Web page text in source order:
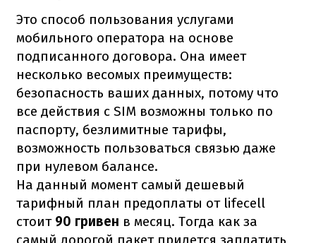
Это способ пользования услугами
мобильного оператора на основе
подписанного договора. Она имеет
несколько весомых преимуществ:
безопасность ваших данных, потому что
все действия с SIM возможны только по
паспорту, безлимитные тарифы,
возможность пользоваться связью даже
при нулевом балансе.
На данный момент самый дешевый
тарифный план предоплаты от lifecell
стоит 90 гривен в месяц. Тогда как за
самый дорогой пакет придется заплатить